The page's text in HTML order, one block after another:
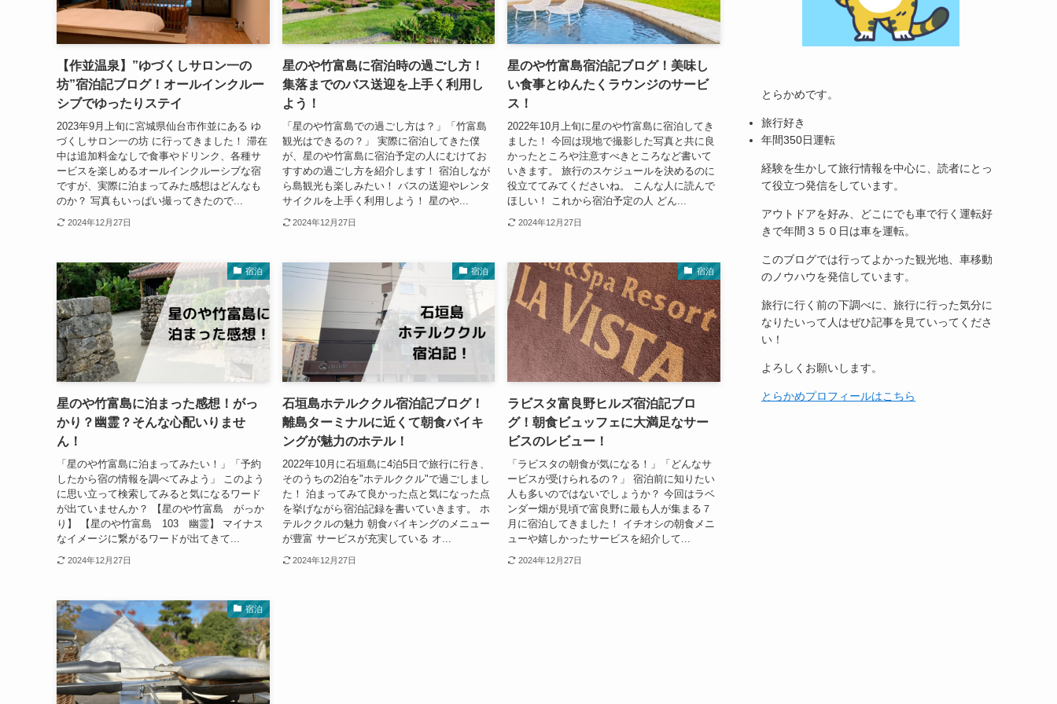
【作並温泉】”ゆづくしサロン一の
坊”宿泊記ブログ！オールインクルー
シブでゆったりステイ
2023年9月上旬に宮城県仙台市作並にある ゆ
づくしサロン一の坊 に行ってきました！ 滞在
中は追加料金なしで食事やドリンク、各種サ
ービスを楽しめるオールインクルーシブな宿
ですが、実際に泊まってみた感想はどんなも
のか？ 写真もいっぱい撮ってきたので...
2024年12月27日
星のや竹富島に宿泊時の過ごし方！
集落までのバス送迎を上手く利用し
よう！
「星のや竹富島での過ごし方は？」「竹富島
観光はできるの？」 実際に宿泊してきた僕
が、星のや竹富島に宿泊予定の人にむけてお
すすめの過ごし方を紹介します！ 宿泊しなが
ら島観光も楽しみたい！ バスの送迎やレンタ
サイクルを上手く利用しよう！ 星のや...
2024年12月27日
星のや竹富島宿泊記ブログ！美味し
い食事とゆんたくラウンジのサービ
ス！
2022年10月上旬に星のや竹富島に宿泊してき
ました！ 今回は現地で撮影した写真と共に良
かったところや注意すべきところなど書いて
いきます。 旅行のスケジュールを決めるのに
役立ててみてくださいね。 こんな人に読んで
ほしい！ これから宿泊予定の人 どん...
2024年12月27日
宿泊
星のや竹富島に泊まった感想！がっ
かり？幽霊？そんな心配いりませ
ん！
「星のや竹富島に泊まってみたい！」「予約
したから宿の情報を調べてみよう」 このよう
に思い立って検索してみると気になるワード
が出ていませんか？ 【星のや竹富島 がっか
り】 【星のや竹富島 103 幽霊】 マイナス
なイメージに繋がるワードが出てきて...
2024年12月27日
宿泊
石垣島ホテルククル宿泊記ブログ！
離島ターミナルに近くて朝食バイキ
ングが魅力のホテル！
2022年10月に石垣島に4泊5日で旅行に行き、
そのうちの2泊を"ホテルククル"で過ごしまし
た！ 泊まってみて良かった点と気になった点
を挙げながら宿泊記録を書いていきます。 ホ
テルククルの魅力 朝食バイキングのメニュー
が豊富 サービスが充実している オ...
2024年12月27日
宿泊
ラビスタ富良野ヒルズ宿泊記ブロ
グ！朝食ビュッフェに大満足なサー
ビスのレビュー！
「ラビスタの朝食が気になる！」「どんなサ
ービスが受けられるの？」 宿泊前に知りたい
人も多いのではないでしょうか？ 今回はラベ
ンダー畑が見頃で富良野に最も人が集まる７
月に宿泊してきました！ イチオシの朝食メニ
ューや嬉しかったサービスを紹介して...
2024年12月27日
宿泊
とらかめです。
旅行好き
年間350日運転
経験を生かして旅行情報を中心に、読者にとっ
て役立つ発信をしています。
アウトドアを好み、どこにでも車で行く運転好
きで年間３５０日は車を運転。
このブログでは行ってよかった観光地、車移動
のノウハウを発信しています。
旅行に行く前の下調べに、旅行に行った気分に
なりたいって人はぜひ記事を見ていってくださ
い！
よろしくお願いします。
とらかめプロフィールはこちら